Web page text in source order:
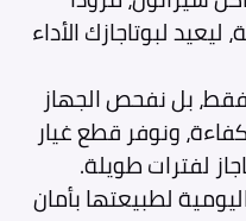
لبوتاجازك الأداء
بل نفحص الجهاز
ونوفر قطع غيار
لفترات طويلة.
لطبيعتها بأمان